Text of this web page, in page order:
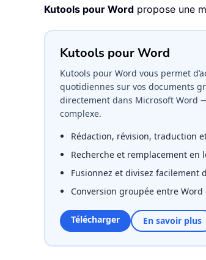
Kutools pour Word propose une
Kutools pour Word
Kutools pour Word vous permet
quotidiennes sur vos documents
directement dans Microsoft Word
complexe.
Rédaction, révision, traduction
Recherche et remplacement en
Fusionnez et divisez facilement
Conversion groupée entre Word
Télécharger En savoir plus